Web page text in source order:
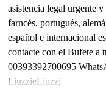
asistencia legal urgente
farncés, portugués,
español e internacional
contacte con el Bufete a
00393392700695
LiuzzieLiuzzi